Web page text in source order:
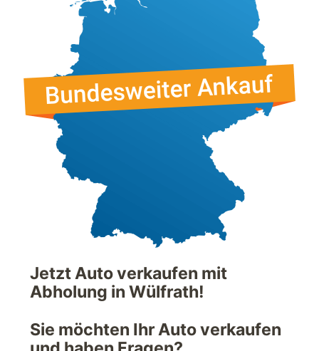
Jetzt Auto verkaufen mit
Abholung in Wülfrath!
Sie möchten Ihr Auto verkaufen